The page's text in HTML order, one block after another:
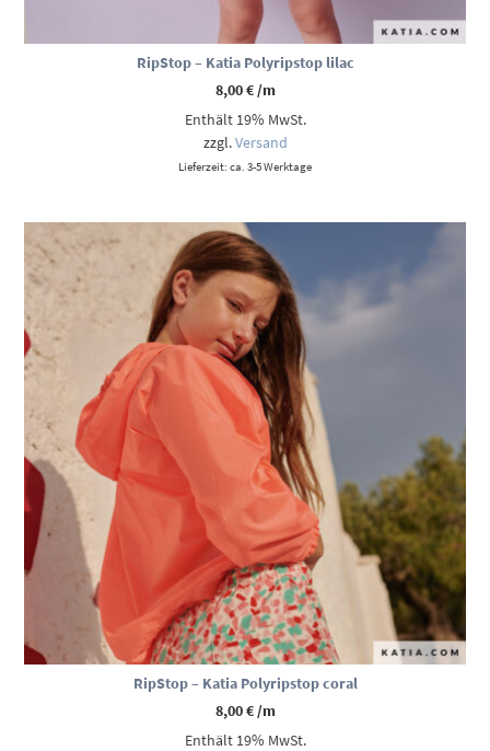
RipStop – Katia Polyripstop lilac
8,00€/m
Enthält 19% MwSt.
zzgl.Versand
Lieferzeit: ca. 3-5 Werktage
RipStop – Katia Polyripstop coral
8,00€/m
Enthält 19% MwSt.